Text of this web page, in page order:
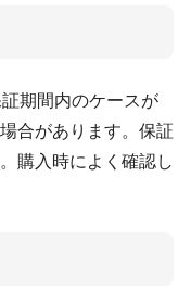
期間内のケースが
合があります。保証
購入時によく確認し